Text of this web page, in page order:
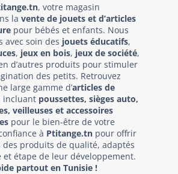
, votre magasin
la vente de jouets et d’articles
pour bébés et enfants. Nous
avec soin des jouets éducatifs,
, jeux en bois, jeux de société,
d’autres produits pour stimuler
des petits. Retrouvez
large gamme d’articles de
incluant poussettes, sièges auto,
veilleuses et accessoires
pour le bien-être de votre
à Ptitange.tn pour offrir
des produits de qualité, adaptés
et étape de leur développement.
partout en Tunisie !